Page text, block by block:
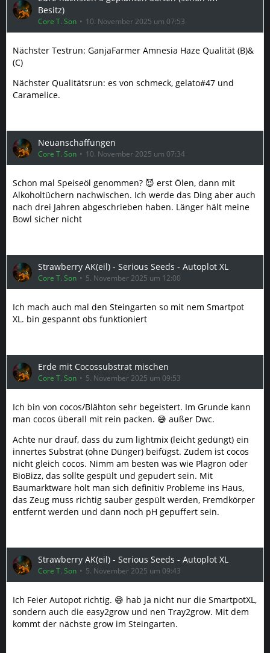
Besitz)
Core T. Son 10. November 2025 um 07:53
Nächster Testrun: GanjaFarmer Amnesia Haze Qualität (B)&
(C)
Nächster Qualitätsrun: es von schmeck, gelato#47 und
Caramelice.
Neuanschaffungen
Core T. Son 10. November 2025 um 07:34
Schon mal Speiseöl genommen? 😈 erst Ölen, dann mit
Alkoholtüchern nachwischen. Ich werde das Ding aber auch
nach drei Jahren abgeschrieben haben. Länger hält meine
Bowl sicher nicht
Strawberry AK(eil) - Serious Seeds - Autoplot XL
Core T. Son 5. November 2025 um 12:00
Ich mach auch mal den Steingarten so mit nem Smartpot
XL. bin gespannt obs funktioniert
Erde mit Cocossubstrat mischen
Core T. Son 5. November 2025 um 09:53
Ich bin von cocos/Blähton sehr begeistert. Im Grunde kann
man cocos überall mit rein packen. 😅 außer Dwc.
Achte nur drauf, dass du zum lightmix (leicht gedüngt) ein
innertes Substrat (ohne Dünger) beifügst. Zudem ist cocos
nicht gleich cocos. Nimm am besten was wie Plagron oder
BioBizz, das sollte gespült und gepudert sein. Mit
Baumarktware holt man sich definitiv Probleme ins Haus,
das Zeug muss richtig sauber gespült werden, Fremdkörper
entfernt werden und dann noch pH gepuffert sein.
Strawberry AK(eil) - Serious Seeds - Autoplot XL
Core T. Son 5. November 2025 um 09:43
Ich Feier Autopot richtig. 😅 hab ja nicht nur die SmartpotXL,
sondern auch die easy2grow und nen Tray2grow. Mit dem
kommt der nächste grow im Steingarten.